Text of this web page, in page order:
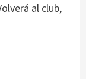
al club,